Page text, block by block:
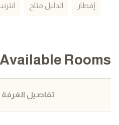
إفطار الدليل متاح
Available Rooms
تفاصيل الغرفة